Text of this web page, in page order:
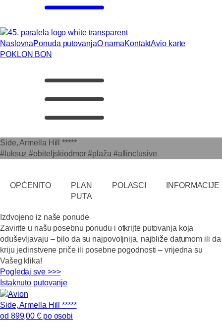
NaslovnaPonuda putovanjaO namaKontaktAvio karte
POKLON BON
Side, Armella Hill *****
#luksuz #obiteljskiodmor #plaža #allinclusive
OPĆENITO
PLAN
PUTA
POLASCI INFORMACIJE
Izdvojeno iz naše ponude
Zavirite u našu posebnu ponudu i otkrijte putovanja koja
oduševljavaju – bilo da su najpovoljnija, najbliže datumom ili da
kriju jedinstvene priče ili posebne pogodnosti – vrijedna su
Vašeg klika!
Pogledaj sve >>>
Istaknuto putovanje
Side, Armella Hill *****
od 899,00 € po osobi